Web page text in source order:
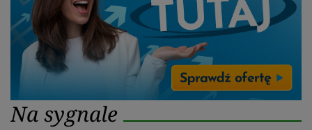
Na sygnale